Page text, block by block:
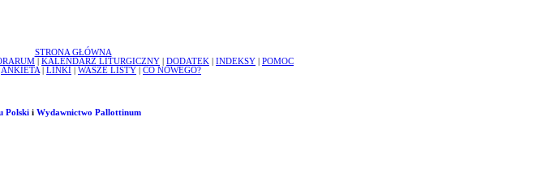
STRONA GŁÓWNA
KALENDARZ LITURGICZNY DODATEK INDEKSY
POMOC
ANKIETA LINKI WASZE LISTY CO NOWEGO?
Polskii Wydawnictwo Pallottinum